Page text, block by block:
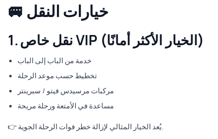
🚐 خيارات النقل
1. نقل خاص VIP (الخيار الأكثر أمانًا)
خدمة من الباب إلى الباب
تخطيط حسب موعد الرحلة
مركبات مرسيدس فيتو / سبرينتر
مساعدة في الأمتعة ورحلة مريحة
👉 يُعد الخيار المثالي لإزالة خطر فوات الرحلة الجوية.